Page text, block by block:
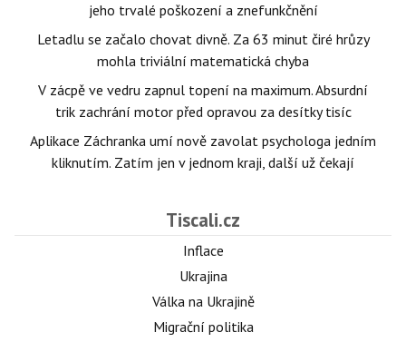
jeho trvalé poškození a znefunkčnění
Letadlu se začalo chovat divně. Za 63 minut čiré hrůzy
mohla triviální matematická chyba
V zácpě ve vedru zapnul topení na maximum. Absurdní
trik zachrání motor před opravou za desítky tisíc
Aplikace Záchranka umí nově zavolat psychologa jedním
kliknutím. Zatím jen v jednom kraji, další už čekají
Tiscali.cz
Inflace
Ukrajina
Válka na Ukrajině
Migrační politika